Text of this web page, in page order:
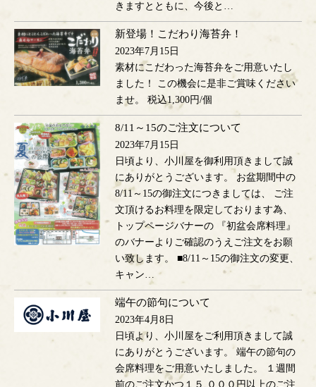
きますとともに、今後と…
新登場！こだわり海苔弁！
2023年7月15日
素材にこだわった海苔弁をご用意いたし
ました！ この機会に是非ご賞味ください
ませ。 税込1,300円/個
8/11～15のご注文について
2023年7月15日
日頃より、小川屋を御利用頂きまして誠
にありがとうございます。 お盆期間中の
8/11～15の御注文につきましては、 ご注
文頂けるお料理を限定しております為、
トップページバナーの 『初盆会席料理』
のバナーよりご確認のうえご注文をお願
い致します。 ■8/11～15の御注文の変更、
キャン…
端午の節句について
2023年4月8日
日頃より、小川屋をご利用頂きまして誠
にありがとうございます。 端午の節句の
会席料理をご用意いたしました。 １週間
前のご注文かつ１５,０００円以上のご注